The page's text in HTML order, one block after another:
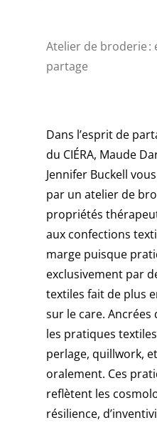
Atelier de broderie :
partage
Dans l’esprit de
du CIÉRA, Maude
Jennifer Buckell
par un atelier de
propriétés
aux confections
marge puisque
exclusivement par
textiles fait de plus
sur le care. Ancrées
les pratiques
perlage, quillwork,
oralement. Ces
reflètent les
résilience,